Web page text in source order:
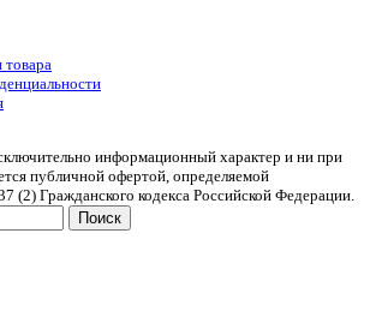
товара
информационный характер и ни при
публичной офертой, определяемой
(2) Гражданского кодекса Российской Федерации.
Поиск